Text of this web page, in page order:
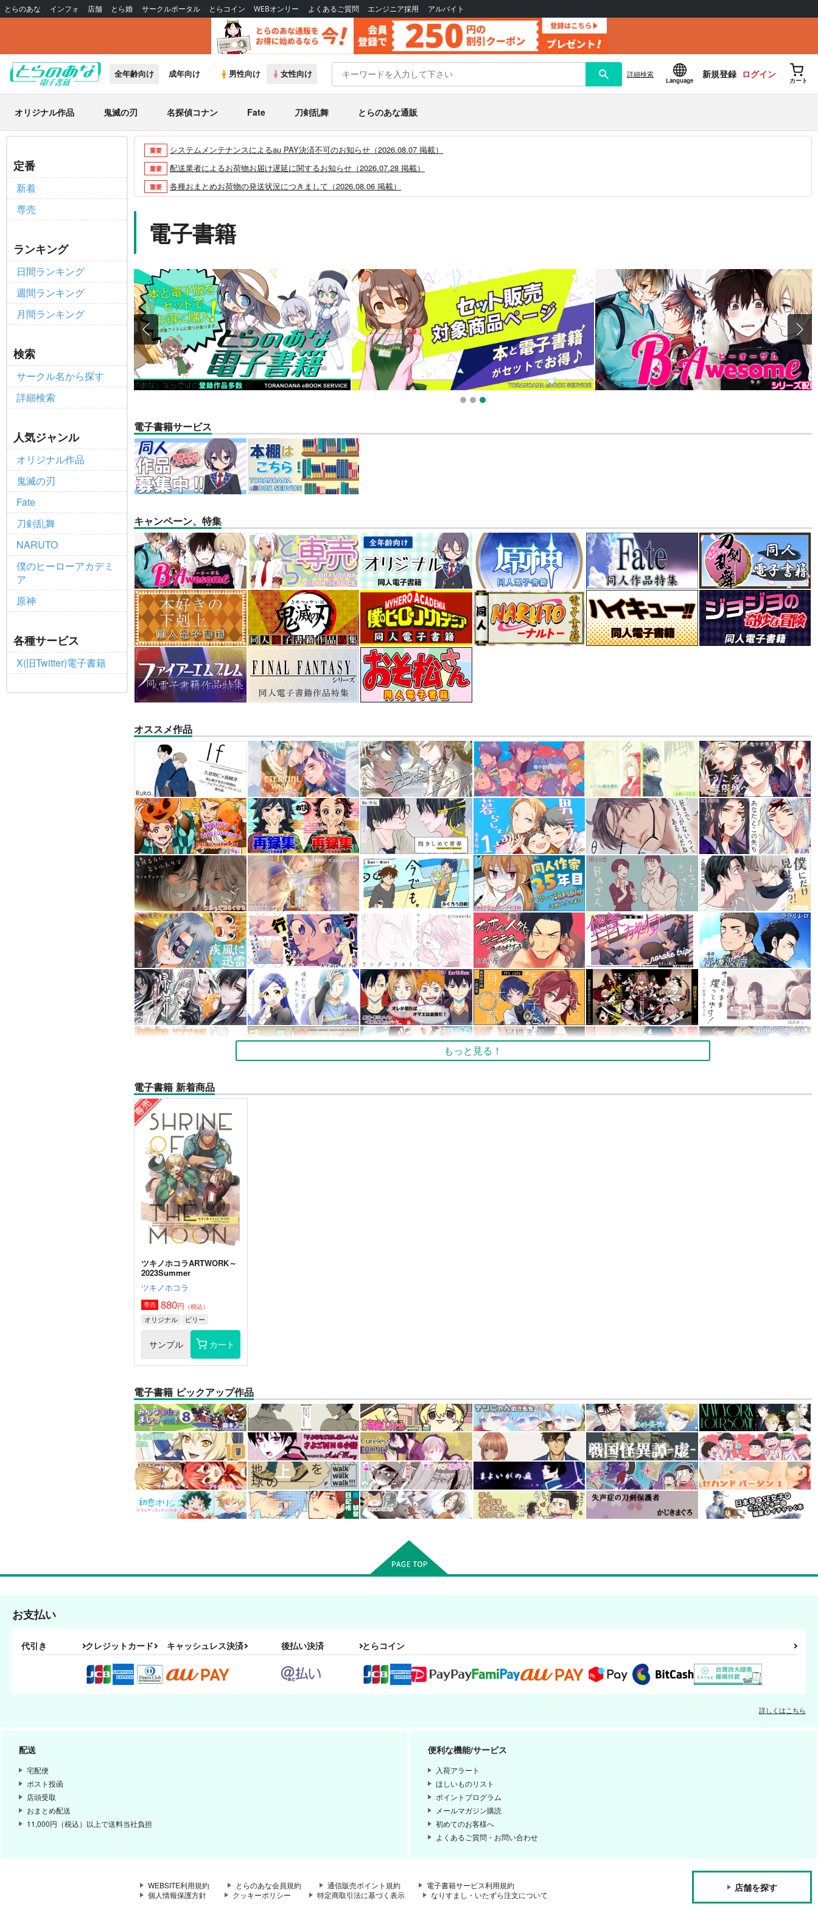
とらのあな インフォ 店舗 とら婚 サークルポータル とらコイン WEBオンリー よくあるご質問 エンジニア採用 アルバイト
全年齢向け 成年向け 男性向け 女性向け 詳細検索
Language
新規登録 ログイン
カート
オリジナル作品 鬼滅の刃 名探偵コナン Fate 刀剣乱舞 とらのあな通販
定番
新着
専売
ランキング
日間ランキング
週間ランキング
月間ランキング
検索
サークル名から探す
詳細検索
人気ジャンル
オリジナル作品
鬼滅の刃
Fate
刀剣乱舞
NARUTO
僕のヒーローアカデミ
ア
原神
各種サービス
X(旧Twitter)電子書籍
重要 システムメンテナンスによるau PAY決済不可のお知らせ（2026.08.07 掲載）
重要 配送業者によるお荷物お届け遅延に関するお知らせ（2026.07.28 掲載）
重要 各種おまとめお荷物の発送状況につきまして（2026.08.06 掲載）
重要 【2026/4/1より】とらのあなプレミアム、新支払い方法＆新プラン導入のお知らせ（2026.03.09 掲載）
重要 おまとめサイクル「定期便(月2)」一般会員様の利用再開のお知らせ（2026.02.05 掲載）
重要 【2025/12/1より】「通販ポイント⇒とらコイン変換キャンペーン」終了のお知らせ（2025.11.21 掲載）
重要 個人情報保護方針の改定について（2025.09.19 更新｜2025.08.01 掲載）
重要 ポイント付与・管理体制改定のお知らせ（2024.11.20 掲載）
全てのお知らせを見る
電子書籍
1 2 3
電子書籍サービス
キャンペーン、特集
オススメ作品
もっと見る！
電子書籍 新着商品
ツキノホコラARTWORK～
2023Summer
ツキノホコラ
専売 880円 （税込）
オリジナル ビリー
サンプル カート
電子書籍 ピックアップ作品
お支払い
代引き クレジットカード キャッシュレス決済 後払い決済 とらコイン
詳しくはこちら
配送
宅配便
ポスト投函
店頭受取
おまとめ配送
11,000円（税込）以上で送料当社負担
便利な機能/サービス
入荷アラート
ほしいものリスト
ポイントプログラム
メールマガジン購読
初めてのお客様へ
よくあるご質問・お問い合わせ
WEBSITE利用規約 とらのあな会員規約 通信販売ポイント規約
電子書籍サービス利用規約
個人情報保護方針
クッキーポリシー 特定商取引法に基づく表示 なりすまし・いたずら注文について
店舗を探す